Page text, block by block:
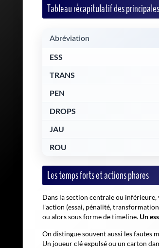
Tableau récapitulatif des
Abréviation
ESS
TRANS
PEN
DROPS
JAU
ROU
Les temps forts et actions phares
Dans la section centrale ou
l'action (essai, pénalité,
ou alors sous forme detimeline.Un
On distingue souvent aussi les fautes
Un joueur clé expulsé ou un carton